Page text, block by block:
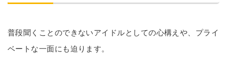
普段聞くことのできないアイドルとしての心構えや、プライ
ベートな一面にも迫ります。